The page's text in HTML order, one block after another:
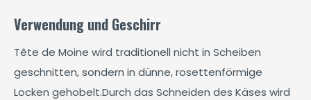
Verwendung und Geschirr
Tête de Moine wird traditionell nicht in Scheiben
geschnitten, sondern in dünne, rosettenförmige
Locken gehobelt.Durch das Schneiden des Käses wird